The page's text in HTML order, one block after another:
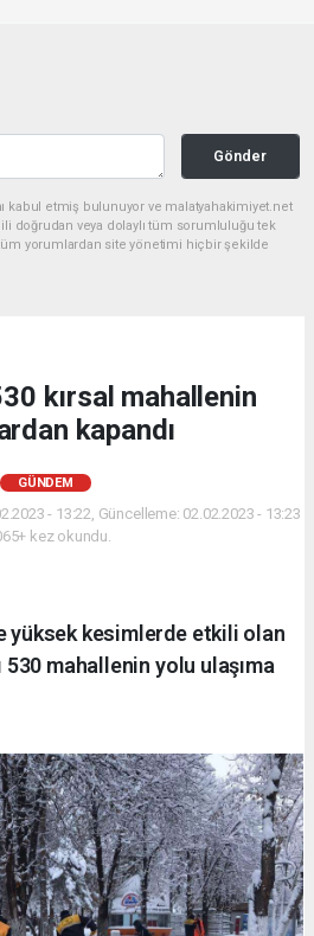
Gönder
kabul etmiş bulunuyor ve malatyahakimiyet.net
doğrudan veya dolaylı tüm sorumluluğu tek
tüm yorumlardan site yönetimi hiçbir şekilde
kırsal mahallenin
kapandı
GÜNDEM
- 13:22, Güncelleme: 02.02.2023 - 13:23
kez okundu.
yüksek kesimlerde etkili olan
530 mahallenin yolu ulaşıma